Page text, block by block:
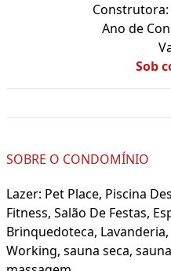
Construtora:
Ano de
Sob
SOBRE O CONDOMÍNIO
Lazer: Pet Place, Piscina
Fitness, Salão De Festas,
Brinquedoteca,
Working, sauna seca,